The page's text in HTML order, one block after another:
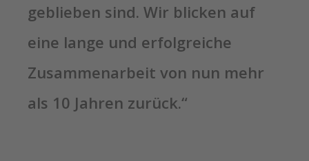
geblieben sind. Wir blicken auf
eine lange und erfolgreiche
Zusammenarbeit von nun mehr
als 10 Jahren zurück.“